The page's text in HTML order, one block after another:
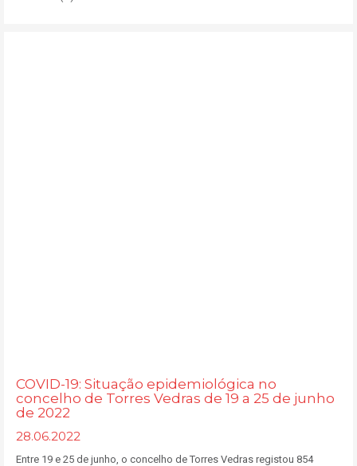
COVID-19: Situação epidemiológica no
concelho de Torres Vedras de 19 a 25 de junho
de 2022
28.06.2022
Entre 19 e 25 de junho, o concelho de Torres Vedras registou 854